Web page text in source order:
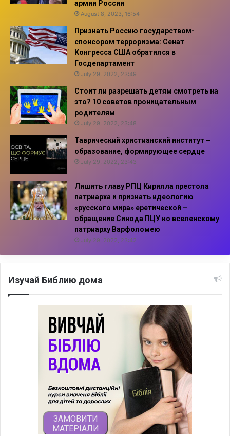
армии России
August 8, 2023, 16:54
Признать Россию государством-
спонсором терроризма: Сенат
Конгресса США обратился в
Госдепартамент
July 29, 2022, 23:49
Стоит ли разрешать детям смотреть на
это? 10 советов проницательным
родителям
July 29, 2022, 23:48
Таврический христианский институт –
образование, формирующее сердце
July 29, 2022, 23:43
Лишить главу РПЦ Кирилла престола
патриарха и признать идеологию
«русского мира» еретической –
обращение Синода ПЦУ ко вселенскому
патриарху Варфоломею
July 29, 2022, 23:42
Изучай Библию дома